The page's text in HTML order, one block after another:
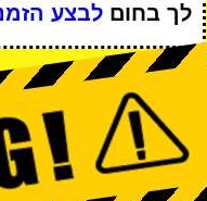
לך בחום לבצע